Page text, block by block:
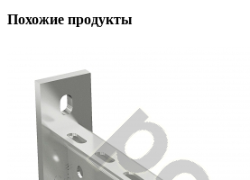
Похожие продукты